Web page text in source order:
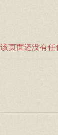
该页面还没有任